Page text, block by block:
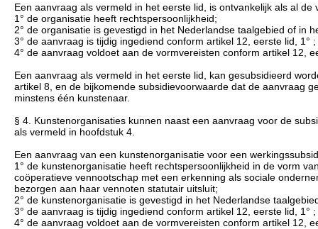
Een aanvraag als vermeld in het eerste lid, is ontvankelijk als al
1° de organisatie heeft rechtspersoonlijkheid;
2° de organisatie is gevestigd in het Nederlandse taalgebied of in
3° de aanvraag is tijdig ingediend conform artikel 12, eerste lid, 1° ;
4° de aanvraag voldoet aan de vormvereisten conform artikel 12,
Een aanvraag als vermeld in het eerste lid, kan gesubsidieerd
artikel 8, en de bijkomende subsidievoorwaarde dat de aanvraag
minstens één kunstenaar.
§ 4. Kunstenorganisaties kunnen naast een aanvraag voor de
als vermeld in hoofdstuk 4.
Een aanvraag van een kunstenorganisatie voor een
1° de kunstenorganisatie heeft rechtspersoonlijkheid in de vorm
coöperatieve vennootschap met een erkenning als sociale
bezorgen aan haar vennoten statutair uitsluit;
2° de kunstenorganisatie is gevestigd in het Nederlandse
3° de aanvraag is tijdig ingediend conform artikel 12, eerste lid, 1° ;
4° de aanvraag voldoet aan de vormvereisten conform artikel 12,